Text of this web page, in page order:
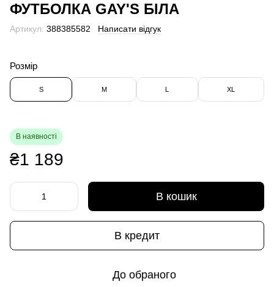
ФУТБОЛКА GAY'S БІЛА
Артикул: 388385582 Написати відгук
Розмір
S M L XL
В наявності
₴1 189
В кошик
В кредит
До обраного